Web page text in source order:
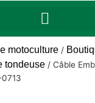
motoculture /
tondeuse / Câble